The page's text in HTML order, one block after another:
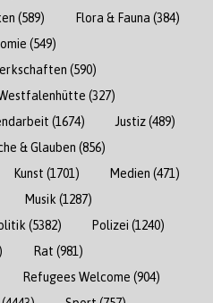
(589) Flora & Fauna (384)
(549)
(590)
(327)
(1674) Justiz(489)
& Glauben (856)
Kunst (1701) Medien (471)
Musik (1287)
(5382) Polizei (1240)
Rat (981)
Refugees Welcome (904)